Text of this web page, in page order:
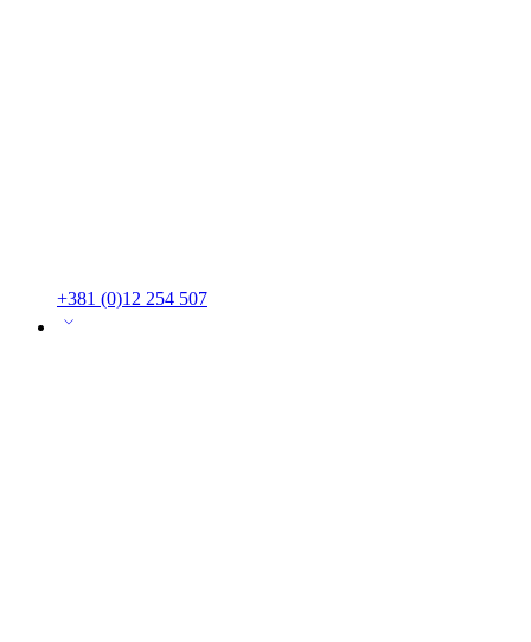
+381 (0)12 254 507